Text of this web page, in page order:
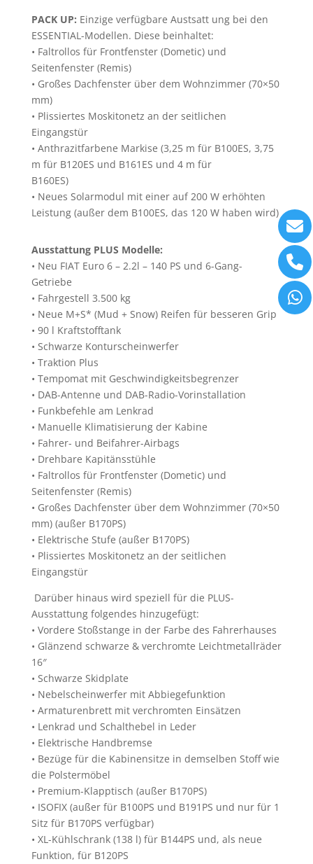
PACK UP: Einzige verfügbare Austsatt ung bei den
ESSENTIAL-Modellen. Diese beinhaltet:
• Faltrollos für Frontfenster (Dometic) und
Seitenfenster (Remis)
• Großes Dachfenster über dem Wohnzimmer (70×50
mm)
• Plissiertes Moskitonetz an der seitlichen
Eingangstür
• Anthrazitfarbene Markise (3,25 m für B100ES, 3,75
m für B120ES und B161ES und 4 m für
B160ES)
• Neues Solarmodul mit einer auf 200 W erhöhten
Leistung (außer dem B100ES, das 120 W haben wird)
Ausstattung PLUS Modelle:
• Neu FIAT Euro 6 – 2.2l – 140 PS und 6-Gang-
Getriebe
• Fahrgestell 3.500 kg
• Neue M+S* (Mud + Snow) Reifen für besseren Grip
• 90 l Kraftstofftank
• Schwarze Konturscheinwerfer
• Traktion Plus
• Tempomat mit Geschwindigkeitsbegrenzer
• DAB-Antenne und DAB-Radio-Vorinstallation
• Funkbefehle am Lenkrad
• Manuelle Klimatisierung der Kabine
• Fahrer- und Beifahrer-Airbags
• Drehbare Kapitänsstühle
• Faltrollos für Frontfenster (Dometic) und
Seitenfenster (Remis)
• Großes Dachfenster über dem Wohnzimmer (70×50
mm) (außer B170PS)
• Elektrische Stufe (außer B170PS)
• Plissiertes Moskitonetz an der seitlichen
Eingangstür
Darüber hinaus wird speziell für die PLUS-
Ausstattung folgendes hinzugefügt:
• Vordere Stoßstange in der Farbe des Fahrerhauses
• Glänzend schwarze & verchromte Leichtmetallräder
16″
• Schwarze Skidplate
• Nebelscheinwerfer mit Abbiegefunktion
• Armaturenbrett mit verchromten Einsätzen
• Lenkrad und Schalthebel in Leder
• Elektrische Handbremse
• Bezüge für die Kabinensitze in demselben Stoff wie
die Polstermöbel
• Premium-Klapptisch (außer B170PS)
• ISOFIX (außer für B100PS und B191PS und nur für 1
Sitz für B170PS verfügbar)
• XL-Kühlschrank (138 l) für B144PS und, als neue
Funktion, für B120PS